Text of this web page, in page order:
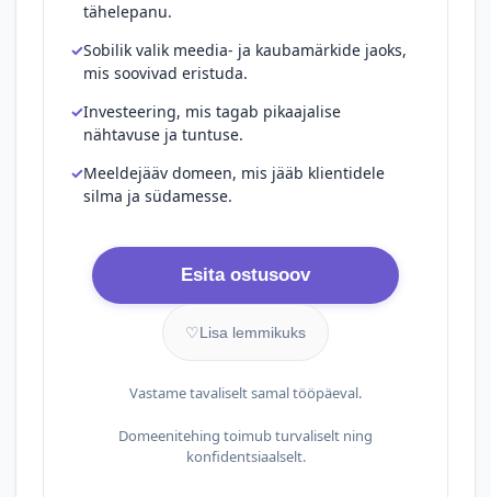
tähelepanu.
Sobilik valik meedia- ja kaubamärkide jaoks,
mis soovivad eristuda.
Investeering, mis tagab pikaajalise
nähtavuse ja tuntuse.
Meeldejääv domeen, mis jääb klientidele
silma ja südamesse.
Esita ostusoov
♡Lisa lemmikuks
Vastame tavaliselt samal tööpäeval.
Domeenitehing toimub turvaliselt ning
konfidentsiaalselt.